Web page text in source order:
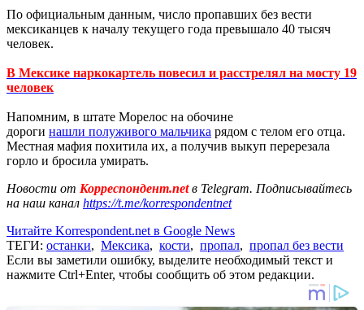
По официальным данным, число пропавших без вести
мексиканцев к началу текущего года превышало 40 тысяч
человек.
В Мексике наркокартель повесил и расстрелял на мосту 19
человек
Напомним, в штате Морелос на обочине
дороги нашли полуживого мальчика рядом с телом его отца.
Местная мафия похитила их, а получив выкуп перерезала
горло и бросила умирать.
Новости от Корреспондент.netв Telegram. Подписывайтесь
на наш канал https://t.me/korrespondentnet
Читайте Korrespondent.net в Google News
ТЕГИ: останки, Мексика, кости, пропал, пропал без вести
Если вы заметили ошибку, выделите необходимый текст и
нажмите Ctrl+Enter, чтобы сообщить об этом редакции.